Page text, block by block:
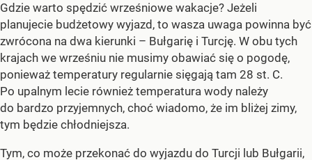
Gdzie warto spędzić wrześniowe wakacje? Jeżeli
planujecie budżetowy wyjazd, to wasza uwaga powinna być
zwrócona na dwa kierunki – Bułgarię i Turcję. W obu tych
krajach we wrześniu nie musimy obawiać się o pogodę,
ponieważ temperatury regularnie sięgają tam 28 st. C.
Po upalnym lecie również temperatura wody należy
do bardzo przyjemnych, choć wiadomo, że im bliżej zimy,
tym będzie chłodniejsza.
Tym, co może przekonać do wyjazdu do Turcji lub Bułgarii,